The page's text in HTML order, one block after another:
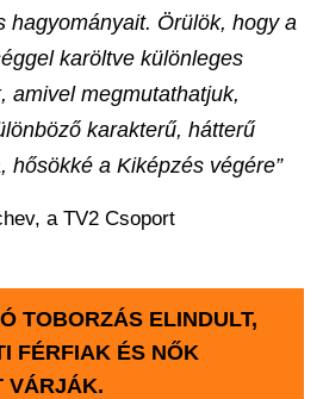
hagyományait. Örülök, hogy a
karöltve különleges
amivel megmutathatjuk,
karakterű, hátterű
hősökké a Kiképzés végére”
a TV2 Csoport
TOBORZÁS ELINDULT,
FÉRFIAK ÉS NŐK
VÁRJÁK.